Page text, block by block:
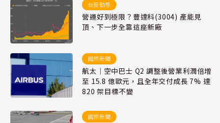
台股動態
營運好到極限？豐達科(3004) 產能見
頂、下一步全靠這座新廠
國際新聞
航太｜空中巴士 Q2 調整後營業利潤倍增
至 15.8 億歐元，且全年交付成長 7% 達
820 架目標不變
國際新聞